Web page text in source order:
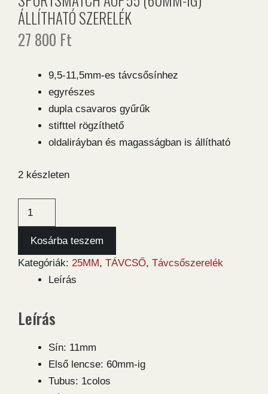
ÁLLÍTHATÓ SZERELÉK
27 800 Ft
9,5-11,5mm-es távcsősínhez
egyrészes
dupla csavaros gyűrűk
stifttel rögzíthető
oldaliráyban és magasságban is állítható
2 készleten
Sportsmatch
(60mm-
ig)
állítható
Kosárba teszem
Kategóriák: 25MM, TÁVCSŐ, Távcsőszerelék
Leírás
Leírás
Sín: 11mm
Első lencse: 60mm-ig
Tubus: 1colos